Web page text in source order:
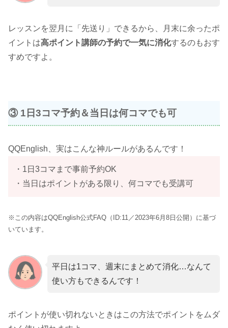
レッスンを翌月に「先送り」できるから、月末に余ったポ
イントは高ポイント講師の予約で一気に消化するのもおす
すめですよ。
③ 1日3コマ予約＆当日は何コマでも可
QQEnglish、実はこんな神ルールがあるんです！
・1日3コマまで事前予約OK
・当日はポイントがある限り、何コマでも受講可
※この内容はQQEnglish公式FAQ（ID:11／2023年6月8日公開）に基づ
いています。
平日は1コマ、週末にまとめて消化…なんて
使い方もできるんです！
ポイントが使い切れないときはこの方法でポイントをムダ